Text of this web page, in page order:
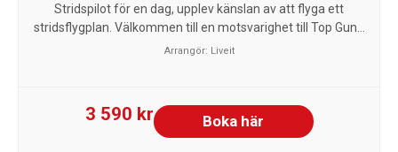
Stridspilot för en dag, upplev känslan av att flyga ett
stridsflygplan. Välkommen till en motsvarighet till Top Gun...
Arrangör: Liveit
3 590 kr Boka här